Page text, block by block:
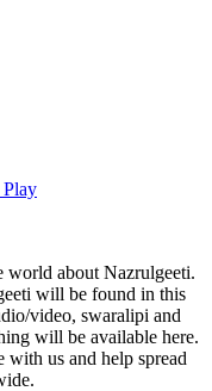
world about Nazrulgeeti.
will be found in this
video, swaralipi and
will be available here.
us and help spread